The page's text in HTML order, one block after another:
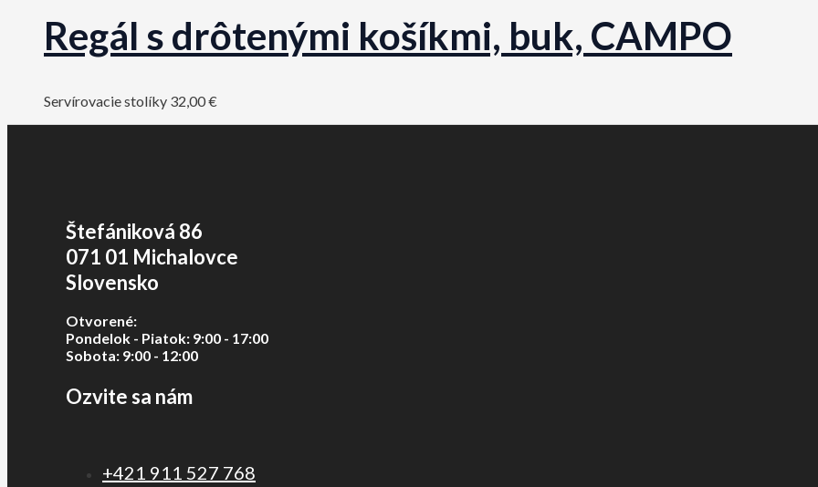
Regál s drôtenými košíkmi, buk, CAMPO
Servírovacie stolíky 32,00€
Štefániková 86
071 01 Michalovce
Slovensko
Otvorené:
Pondelok - Piatok: 9:00 - 17:00
Sobota: 9:00 - 12:00
Ozvite sa nám
+421 911 527 768